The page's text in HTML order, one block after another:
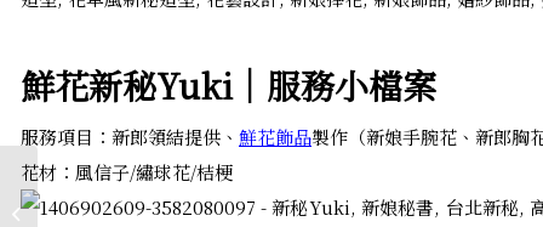
鮮花新秘Yuki│服務小檔案
服務項目：新郎領結提供、 鮮花飾品製作（新娘手腕花、新郎胸
花材：風信子/繡球花/桔梗
貴氣風格紫色新郎胸花